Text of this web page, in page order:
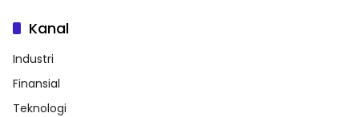
Kanal
Industri
Finansial
Teknologi